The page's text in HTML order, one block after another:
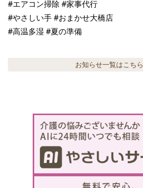
#エアコン掃除 #家事代行
#やさしい手 #おまかせ大橋店
#高温多湿 #夏の準備
お知らせ一覧はこちら